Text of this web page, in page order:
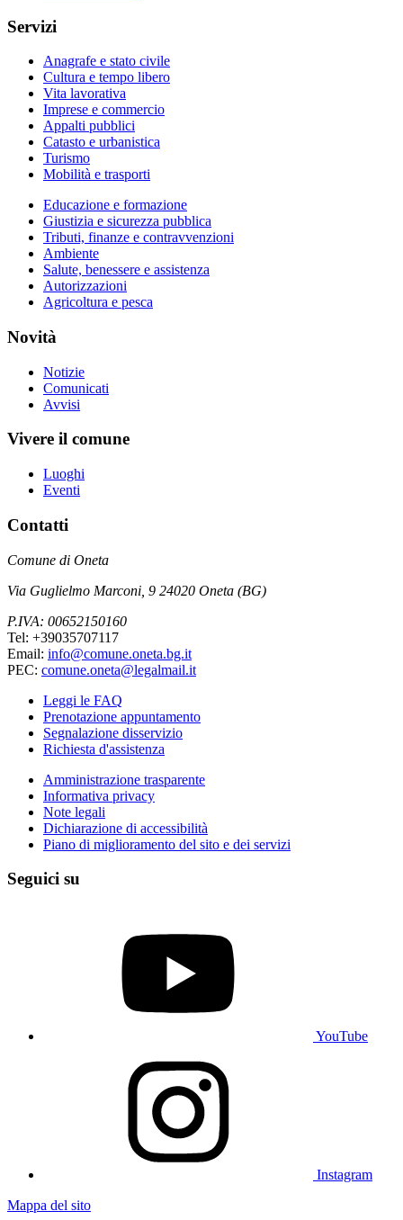
Servizi
Anagrafe e stato civile
Cultura e tempo libero
Vita lavorativa
Imprese e commercio
Appalti pubblici
Catasto e urbanistica
Turismo
Mobilità e trasporti
Educazione e formazione
Giustizia e sicurezza pubblica
Tributi, finanze e contravvenzioni
Ambiente
Salute, benessere e assistenza
Autorizzazioni
Agricoltura e pesca
Novità
Notizie
Comunicati
Avvisi
Vivere il comune
Luoghi
Eventi
Contatti
Comune di Oneta
Via Guglielmo Marconi, 9 24020 Oneta (BG)
P.IVA: 00652150160
Tel: +39035707117
Email: info@comune.oneta.bg.it
PEC: comune.oneta@legalmail.it
Leggi le FAQ
Prenotazione appuntamento
Segnalazione disservizio
Richiesta d'assistenza
Amministrazione trasparente
Informativa privacy
Note legali
Dichiarazione di accessibilità
Piano di miglioramento del sito e dei servizi
Seguici su
YouTube
Instagram
Mappa del sito